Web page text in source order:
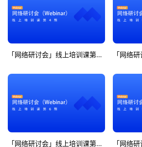
「网络研讨会」线上培训课第4期
「网络研讨会」线上培训课第6期